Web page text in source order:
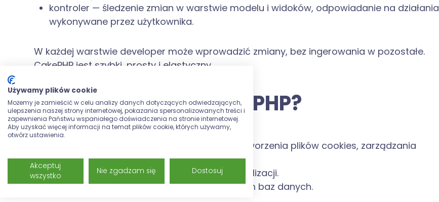
kontroler — śledzenie zmian w warstwie modelu i widoków, odpowiadanie na działania
wykonywane przez użytkownika.
W każdej warstwie developer może wprowadzić zmiany, bez ingerowania w pozostałe.
CakePHP jest szybki, prosty i elastyczny.
Jakie zalety ma CakePHP?
Posiada wbudowane komponenty m.in. do tworzenia plików cookies, zarządzania
sesjami, czy zapewnienia bezpieczeństwa.
Oferuje wsparcie dla lokalizacji i internacjonalizacji.
Umożliwia budowę aplikacji z wykorzystaniem baz danych.
Używamy plików cookie
Możemy je zamieścić w celu analizy danych dotyczących odwiedzających,
ulepszenia naszej strony internetowej, pokazania spersonalizowanych treści i
zapewnienia Państwu wspaniałego doświadczenia na stronie internetowej.
Aby uzyskać więcej informacji na temat plików cookie, których używamy,
otwórz ustawienia.
Akceptuj
wszystko
Nie zgadzam się Dostosuj